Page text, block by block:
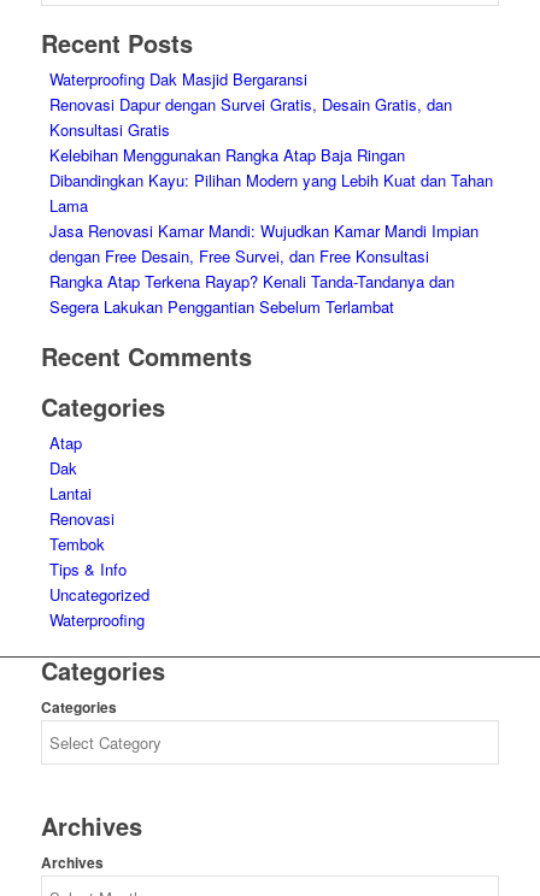
Recent Posts
Waterproofing Dak Masjid Bergaransi
Renovasi Dapur dengan Survei Gratis, Desain Gratis, dan
Konsultasi Gratis
Kelebihan Menggunakan Rangka Atap Baja Ringan
Dibandingkan Kayu: Pilihan Modern yang Lebih Kuat dan Tahan
Lama
Jasa Renovasi Kamar Mandi: Wujudkan Kamar Mandi Impian
dengan Free Desain, Free Survei, dan Free Konsultasi
Rangka Atap Terkena Rayap? Kenali Tanda-Tandanya dan
Segera Lakukan Penggantian Sebelum Terlambat
Recent Comments
Categories
Atap
Dak
Lantai
Renovasi
Tembok
Tips & Info
Uncategorized
Waterproofing
Categories
Categories
Archives
Archives